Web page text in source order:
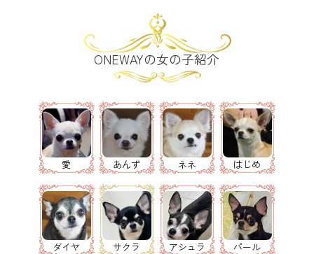
ONEWAYの女の子紹介
愛 あんず ネネ はじめ
ダイヤ サクラ アシュラ パール